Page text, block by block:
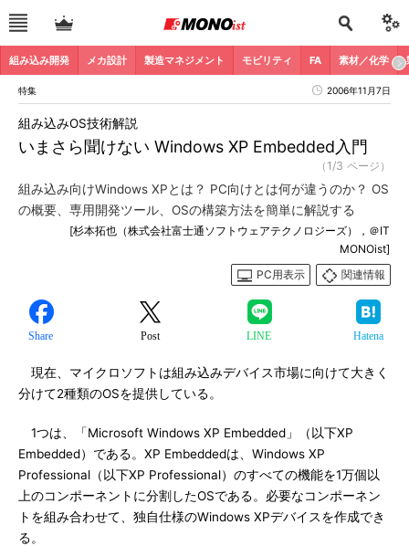
組み込み開発 メカ設計 製造マネジメント モビリティ FA 素材／化学
特集 2006年11月7日
いまさら聞けない Windows XP Embedded入門
組み込みOS技術解説
（1/3 ページ）
組み込み向けWindows XPとは？ PC向けとは何が違うのか？ OS
の概要、専用開発ツール、OSの構築方法を簡単に解説する
[杉本拓也（株式会社富士通ソフトウェアテクノロジーズ），＠IT
MONOist]
PC用表示
関連情報
Share Post LINE Hatena
現在、マイクロソフトは組み込みデバイス市場に向けて大きく
分けて2種類のOSを提供している。
1つは、「Microsoft Windows XP Embedded」（以下XP
Embedded）である。XP Embeddedは、Windows XP
Professional（以下XP Professional）のすべての機能を1万個以
上のコンポーネントに分割したOSである。必要なコンポーネン
トを組み合わせて、独自仕様のWindows XPデバイスを作成でき
る。